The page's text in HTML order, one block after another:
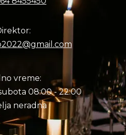
vreme:
08:00 - 22:00
neradna